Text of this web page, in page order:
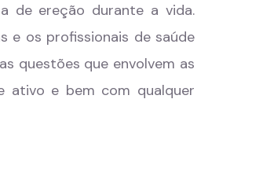
de ereção durante a vida.
e os profissionais de saúde
questões que envolvem as
ativo e bem com qualquer